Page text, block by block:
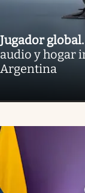
Jugador global.
audio y hogar
Argentina